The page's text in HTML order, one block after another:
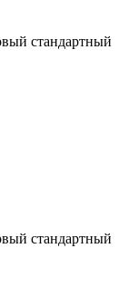
стандартный
стандартный